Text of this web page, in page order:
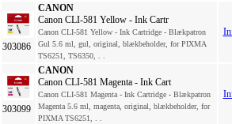
303086
CANON
Canon CLI-581 Yellow - Ink Cartr
Canon CLI-581 Yellow - Ink Cartridge - Blækpatron
Gul 5.6 ml, gul, original, blækbeholder, for PIXMA
TS6251, TS6350, . .
303099
CANON
Canon CLI-581 Magenta - Ink Cart
Canon CLI-581 Magenta - Ink Cartridge - Blækpatron
Magenta 5.6 ml, magenta, original, blækbeholder, for
PIXMA TS6251, . .